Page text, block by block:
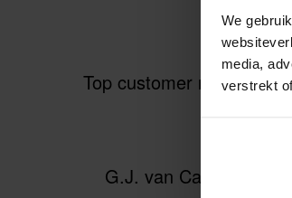
We
media,
verstrekt
Top customer reviews
G.J. van Calker